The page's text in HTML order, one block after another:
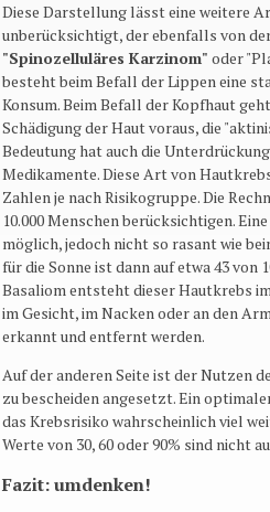
Diese Darstellung lässt eine weitere
unberücksichtigt, der ebenfalls von
"Spinozelluläres Karzinom" oder
besteht beim Befall der Lippen eine
Konsum. Beim Befall der Kopfhaut
Schädigung der Haut voraus, die
Bedeutung hat auch die
Medikamente. Diese Art von
Zahlen je nach Risikogruppe. Die
10.000 Menschen berücksichtigen.
möglich, jedoch nicht so rasant wie
für die Sonne ist dann auf etwa 43 von
Basaliom entsteht dieser Hautkrebs
im Gesicht, im Nacken oder an den
erkannt und entfernt werden.
Auf der anderen Seite ist der Nutzen
zu bescheiden angesetzt. Ein
das Krebsrisiko wahrscheinlich viel
Werte von 30, 60 oder 90% sind nicht
Fazit: umdenken!